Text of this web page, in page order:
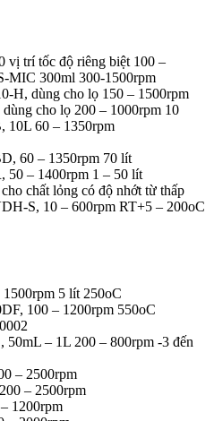
vị trí tốc độ riêng biệt 100 –
MIC 300ml 300-1500rpm
H, dùng cho lọ 150 – 1500rpm
cho lọ 200 – 1000rpm 10
10L 60 – 1350rpm
60 – 1350rpm 70 lít
50 – 1400rpm 1 – 50 lít
chất lỏng có độ nhớt từ thấp
S, 10 – 600rpm RT+5 – 200oC
5 lít 250oC
100 – 1200rpm 550oC
– 1L 200 – 800rpm -3 đến
– 2500rpm
– 2500rpm
1200rpm